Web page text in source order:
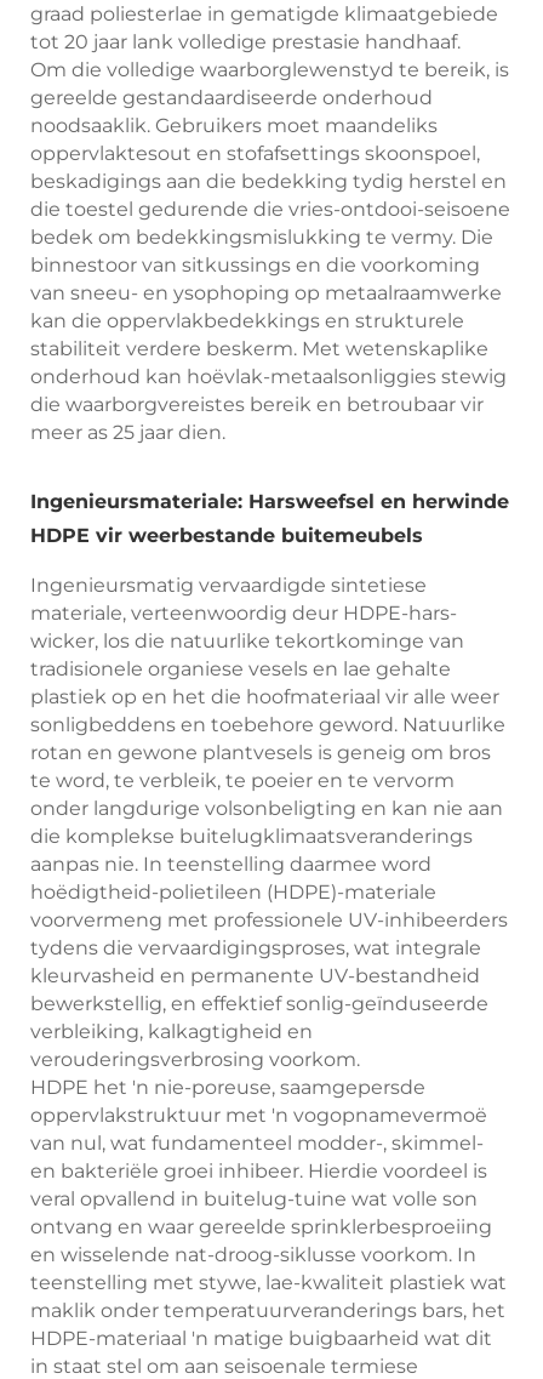
graad poliesterlae in gematigde klimaatgebiede
tot 20 jaar lank volledige prestasie handhaaf.
Om die volledige waarborglewenstyd te bereik, is
gereelde gestandaardiseerde onderhoud
noodsaaklik. Gebruikers moet maandeliks
oppervlaktesout en stofafsettings skoonspoel,
beskadigings aan die bedekking tydig herstel en
die toestel gedurende die vries-ontdooi-seisoene
bedek om bedekkingsmislukking te vermy. Die
binnestoor van sitkussings en die voorkoming
van sneeu- en ysophoping op metaalraamwerke
kan die oppervlakbedekkings en strukturele
stabiliteit verdere beskerm. Met wetenskaplike
onderhoud kan hoëvlak-metaalsonliggies stewig
die waarborgvereistes bereik en betroubaar vir
meer as 25 jaar dien.
Ingenieursmateriale: Harsweefsel en herwinde
HDPE vir weerbestande buitemeubels
Ingenieursmatig vervaardigde sintetiese
materiale, verteenwoordig deur HDPE-hars-
wicker, los die natuurlike tekortkominge van
tradisionele organiese vesels en lae gehalte
plastiek op en het die hoofmateriaal vir alle weer
sonligbeddens en toebehore geword. Natuurlike
rotan en gewone plantvesels is geneig om bros
te word, te verbleik, te poeier en te vervorm
onder langdurige volsonbeligting en kan nie aan
die komplekse buitelugklimaatsveranderings
aanpas nie. In teenstelling daarmee word
hoëdigtheid-polietileen (HDPE)-materiale
voorvermeng met professionele UV-inhibeerders
tydens die vervaardigingsproses, wat integrale
kleurvasheid en permanente UV-bestandheid
bewerkstellig, en effektief sonlig-geïnduseerde
verbleiking, kalkagtigheid en
verouderingsverbrosing voorkom.
HDPE het 'n nie-poreuse, saamgepersde
oppervlakstruktuur met 'n vogopnamevermoë
van nul, wat fundamenteel modder-, skimmel-
en bakteriële groei inhibeer. Hierdie voordeel is
veral opvallend in buitelug-tuine wat volle son
ontvang en waar gereelde sprinklerbesproeiing
en wisselende nat-droog-siklusse voorkom. In
teenstelling met stywe, lae-kwaliteit plastiek wat
maklik onder temperatuurveranderings bars, het
HDPE-materiaal 'n matige buigbaarheid wat dit
in staat stel om aan seisoenale termiese